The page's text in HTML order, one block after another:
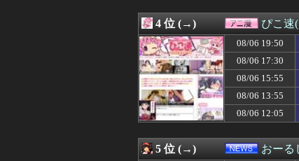
08/06 21:00
泳げない子
08/06 21:00
２年付き合
08/06 21:00
【参政党】
08/06 21:00
【アメリカ-
08/06 21:00
古いパチン
08/06 21:00
【胸糞】会
08/06 21:00
「20分で終
08/06 21:00
韓国人「リ
08/06 21:00
【朗報】韓
08/06 20:59
【SEED】フ
08/06 20:59
【画像】女
4 位 (→) ぴこ速
08/06 19:50
08/06 17:30
08/06 15:55
08/06 13:55
08/06 12:05
5 位 (→) おーる